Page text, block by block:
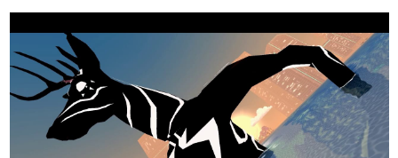
日本モバイルゲーム産業史
日本のモバイルゲーム史における主要なトピック・タイト
ルを網羅するほか、開発者へのインタビューや識者による
解説を掲載。約20年の歴史が一望できる決定版！
若ゲのいたり〜ゲームクリエイターの青春〜
『うつヌケ』『ペンと箸』等で知られるマンガ家・田中圭
一先生によるゲーム業界レポートマンガです。